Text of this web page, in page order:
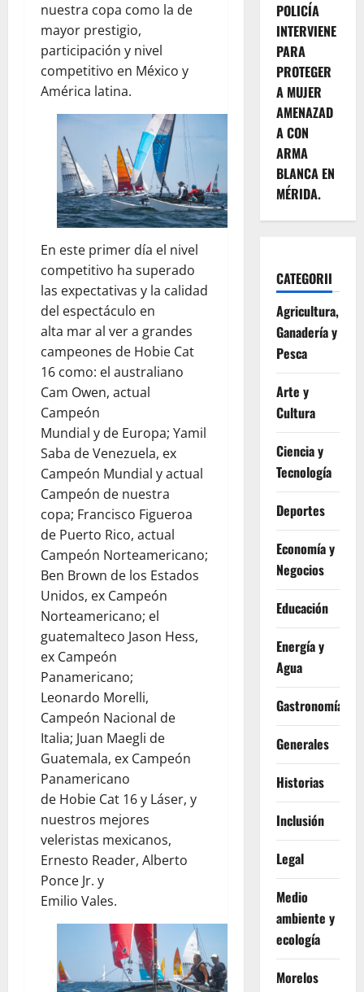
nuestra copa como la de
mayor prestigio,
participación y nivel
competitivo en México y
América latina.
En este primer día el nivel
competitivo ha superado
las expectativas y la calidad
del espectáculo en
alta mar al ver a grandes
campeones de Hobie Cat
16 como: el australiano
Cam Owen, actual
Campeón
Mundial y de Europa; Yamil
Saba de Venezuela, ex
Campeón Mundial y actual
Campeón de nuestra
copa; Francisco Figueroa
de Puerto Rico, actual
Campeón Norteamericano;
Ben Brown de los Estados
Unidos, ex Campeón
Norteamericano; el
guatemalteco Jason Hess,
ex Campeón
Panamericano;
Leonardo Morelli,
Campeón Nacional de
Italia; Juan Maegli de
Guatemala, ex Campeón
Panamericano
de Hobie Cat 16 y Láser, y
nuestros mejores
veleristas mexicanos,
Ernesto Reader, Alberto
Ponce Jr. y
Emilio Vales.
POLICÍA
INTERVIENE
PARA
PROTEGER
A MUJER
AMENAZAD
A CON
ARMA
BLANCA EN
MÉRIDA.
CATEGORII
Agricultura,
Ganadería y
Pesca
Arte y
Cultura
Ciencia y
Tecnología
Deportes
Economía y
Negocios
Educación
Energía y
Agua
Gastronomía
Generales
Historias
Inclusión
Legal
Medio
ambiente y
ecología
Morelos